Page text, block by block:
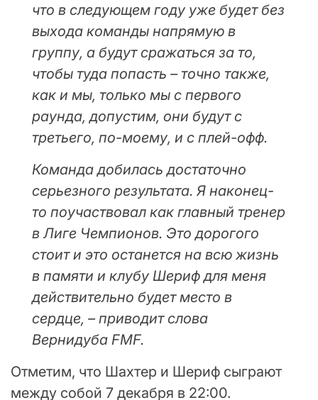
что в следующем году уже будет без
выхода команды напрямую в
группу, а будут сражаться за то,
чтобы туда попасть – точно также,
как и мы, только мы с первого
раунда, допустим, они будут с
третьего, по-моему, и с плей-офф.
Команда добилась достаточно
серьезного результата. Я наконец-
то поучаствовал как главный тренер
в Лиге Чемпионов. Это дорогого
стоит и это останется на всю жизнь
в памяти и клубу Шериф для меня
действительно будет место в
сердце, – приводит слова
Вернидуба FMF.
Отметим, что Шахтер и Шериф сыграют
между собой 7 декабря в 22:00.